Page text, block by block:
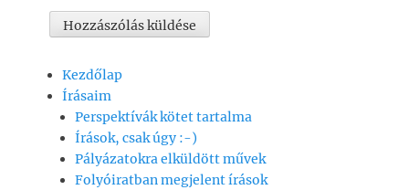
Kezdőlap
Írásaim
Perspektívák kötet tartalma
Írások, csak úgy :-)
Pályázatokra elküldött művek
Folyóiratban megjelent írások